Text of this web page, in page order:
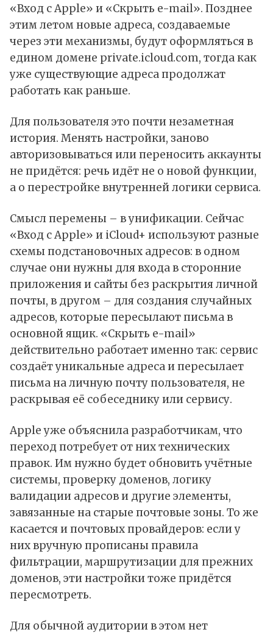
«Вход с Apple» и «Скрыть e-mail». Позднее
этим летом новые адреса, создаваемые
через эти механизмы, будут оформляться в
едином домене private.icloud.com, тогда как
уже существующие адреса продолжат
работать как раньше.
Для пользователя это почти незаметная
история. Менять настройки, заново
авторизовываться или переносить аккаунты
не придётся: речь идёт не о новой функции,
а о перестройке внутренней логики сервиса.
Смысл перемены – в унификации. Сейчас
«Вход с Apple» и iCloud+ используют разные
схемы подстановочных адресов: в одном
случае они нужны для входа в сторонние
приложения и сайты без раскрытия личной
почты, в другом – для создания случайных
адресов, которые пересылают письма в
основной ящик. «Скрыть e-mail»
действительно работает именно так: сервис
создаёт уникальные адреса и пересылает
письма на личную почту пользователя, не
раскрывая её собеседнику или сервису.
Apple уже объяснила разработчикам, что
переход потребует от них технических
правок. Им нужно будет обновить учётные
системы, проверку доменов, логику
валидации адресов и другие элементы,
завязанные на старые почтовые зоны. То же
касается и почтовых провайдеров: если у
них вручную прописаны правила
фильтрации, маршрутизации для прежних
доменов, эти настройки тоже придётся
пересмотреть.
Для обычной аудитории в этом нет